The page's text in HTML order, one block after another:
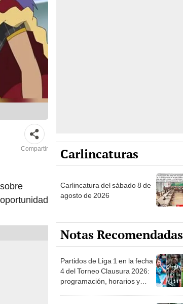
Compartir
sobre
Carlincaturas
Carlincatura del sábado 8 de
agosto de 2026
Notas Recomendadas
Partidos de Liga 1 en la fecha
4 del Torneo Clausura 2026:
programación, horarios y